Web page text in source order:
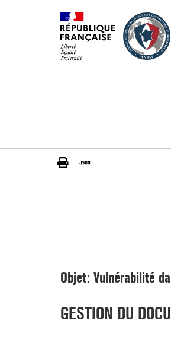
Objet: Vulnérabilité
GESTION DU